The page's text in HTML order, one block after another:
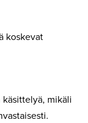
koskevat
mikäli